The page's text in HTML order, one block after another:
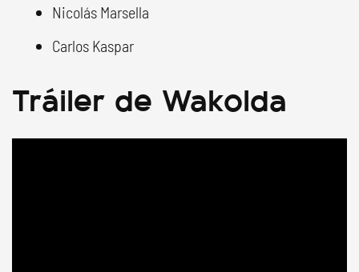
Nicolás Marsella
Carlos Kaspar
Tráiler de Wakolda